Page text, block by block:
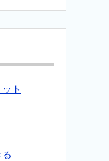
ト